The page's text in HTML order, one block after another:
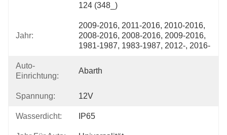
124 (348_)
Jahr:
2009-2016, 2011-2016, 2010-2016,
2008-2016, 2008-2016, 2009-2016,
1981-1987, 1983-1987, 2012-, 2016-
Auto-
Einrichtung:
Abarth
Spannung: 12V
Wasserdicht: IP65